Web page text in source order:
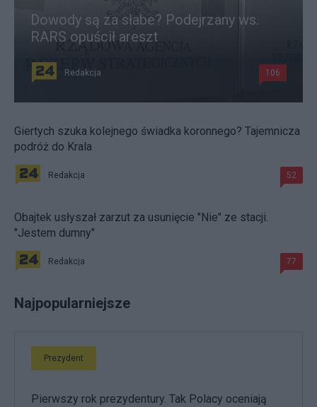
Dowody są za słabe? Podejrzany ws.
RARS opuścił areszt
Redakcja 106
Giertych szuka kolejnego świadka koronnego? Tajemnicza
podróż do Krala
Redakcja 52
Obajtek usłyszał zarzut za usunięcie "Nie" ze stacji.
"Jestem dumny"
Redakcja 77
Najpopularniejsze
Prezydent
Pierwszy rok prezydentury. Tak Polacy oceniają